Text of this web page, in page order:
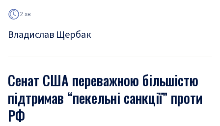
2 хв
Владислав Щербак
Сенат США переважною більшістю
підтримав “пекельні санкції” проти
РФ